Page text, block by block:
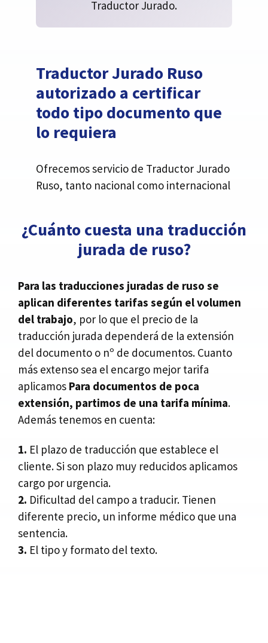
Traductor Jurado.
Traductor Jurado Ruso
autorizado a certificar
todo tipo documento que
lo requiera
Ofrecemos servicio de Traductor Jurado
Ruso, tanto nacional como internacional
¿Cuánto cuesta una traducción
jurada de ruso?
Para las traducciones juradas de ruso se
aplican diferentes tarifas según el volumen
del trabajo, por lo que el precio de la
traducción jurada dependerá de la extensión
del documento o nº de documentos. Cuanto
más extenso sea el encargo mejor tarifa
aplicamos Para documentos de poca
extensión, partimos de una tarifa mínima.
Además tenemos en cuenta:
1. El plazo de traducción que establece el
cliente. Si son plazo muy reducidos aplicamos
cargo por urgencia.
2. Dificultad del campo a traducir. Tienen
diferente precio, un informe médico que una
sentencia.
3. El tipo y formato del texto.